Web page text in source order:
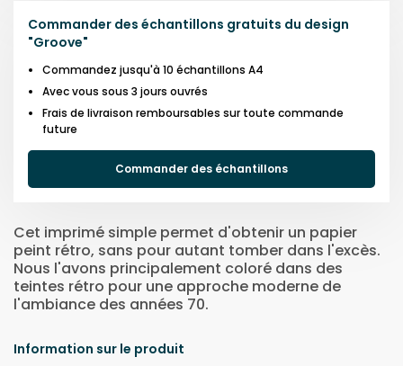
Commander des échantillons gratuits du design
"Groove"
Commandez jusqu'à 10 échantillons A4
Avec vous sous 3 jours ouvrés
Frais de livraison remboursables sur toute commande
future
Commander des échantillons
Cet imprimé simple permet d'obtenir un papier
peint rétro, sans pour autant tomber dans l'excès.
Nous l'avons principalement coloré dans des
teintes rétro pour une approche moderne de
l'ambiance des années 70.
Information sur le produit